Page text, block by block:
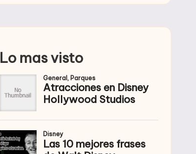
Lo mas visto